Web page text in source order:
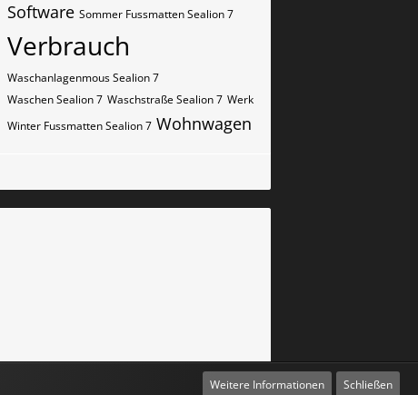
Software Sommer Fussmatten Sealion 7
Verbrauch
Waschanlagenmous Sealion 7
Waschen Sealion 7 Waschstraße Sealion 7 Werk
Winter Fussmatten Sealion 7 Wohnwagen
Weitere Informationen Schließen